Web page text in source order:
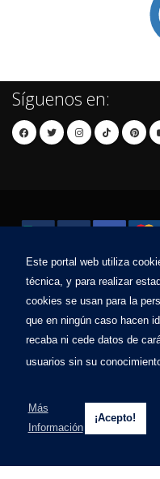
Este portal web utiliza
técnica, y para realizar
cookies se usan para la
que en ningún caso hacen
recaba ni cede datos de
usuarios sin su
Más
Información
¡Acepto!
Síguenos en:
Política de envíos